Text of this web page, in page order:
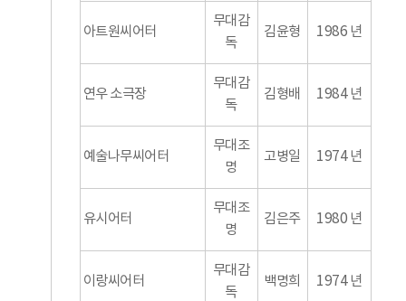
아트원씨어터
무대감
독
김윤형 1986 년
연우 소극장
무대감
독
김형배 1984 년
예술나무씨어터
무대조
명
고병일 1974 년
유시어터
무대조
명
김은주 1980 년
이랑씨어터
무대감
독
백명희 1974 년